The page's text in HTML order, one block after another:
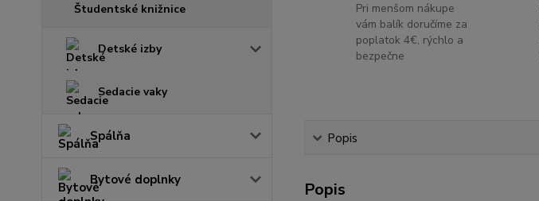
Študentské knižnice
Detské izby
Sedacie vaky
Spálňa
Bytové doplnky
Pri menšom nákupe
vám balík doručíme za
poplatok 4€, rýchlo a
bezpečne
Popis
Popis